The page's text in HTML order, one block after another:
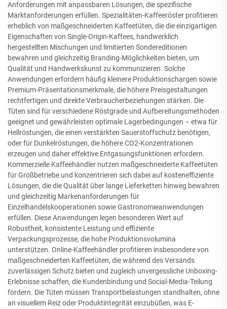
Anforderungen mit anpassbaren Lösungen, die spezifische
Marktanforderungen erfüllen. Spezialitäten-Kaffeeröster profitieren
erheblich von maßgeschneiderten Kaffeetüten, die die einzigartigen
Eigenschaften von Single-Origin-Kaffees, handwerklich
hergestellten Mischungen und limitierten Sondereditionen
bewahren und gleichzeitig Branding-Möglichkeiten bieten, um
Qualität und Handwerkskunst zu kommunizieren. Solche
Anwendungen erfordern häufig kleinere Produktionschargen sowie
Premium-Präsentationsmerkmale, die höhere Preisgestaltungen
rechtfertigen und direkte Verbraucherbeziehungen stärken. Die
Tüten sind für verschiedene Röstgrade und Aufbereitungsmethoden
geeignet und gewährleisten optimale Lagerbedingungen – etwa für
Hellröstungen, die einen verstärkten Sauerstoffschutz benötigen,
oder für Dunkelröstungen, die höhere CO2-Konzentrationen
erzeugen und daher effektive Entgasungsfunktionen erfordern.
Kommerzielle Kaffeehändler nutzen maßgeschneiderte Kaffeetüten
für Großbetriebe und konzentrieren sich dabei auf kosteneffiziente
Lösungen, die die Qualität über lange Lieferketten hinweg bewahren
und gleichzeitig Markenanforderungen für
Einzelhandelskooperationen sowie Gastronomieanwendungen
erfüllen. Diese Anwendungen legen besonderen Wert auf
Robustheit, konsistente Leistung und effiziente
Verpackungsprozesse, die hohe Produktionsvolumina
unterstützen. Online-Kaffeehändler profitieren insbesondere von
maßgeschneiderten Kaffeetüten, die während des Versands
zuverlässigen Schutz bieten und zugleich unvergessliche Unboxing-
Erlebnisse schaffen, die Kundenbindung und Social-Media-Teilung
fördern. Die Tüten müssen Transportbelastungen standhalten, ohne
an visuellem Reiz oder Produktintegrität einzubüßen, was E-